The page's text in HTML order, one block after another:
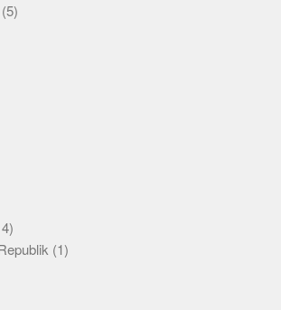
(5)
(1)